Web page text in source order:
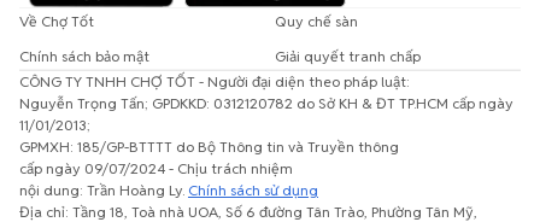
Về Chợ Tốt
Quy chế sàn
Chính sách bảo mật
Giải quyết tranh chấp
CÔNG TY TNHH CHỢ TỐT - Người đại diện theo pháp luật:
Nguyễn Trọng Tấn; GPDKKD: 0312120782 do Sở KH & ĐT TP.HCM cấp ngày
11/01/2013;
GPMXH: 185/GP-BTTTT do Bộ Thông tin và Truyền thông
cấp ngày 09/07/2024 - Chịu trách nhiệm
nội dung: Trần Hoàng Ly. Chính sách sử dụng
Địa chỉ: Tầng 18, Toà nhà UOA, Số 6 đường Tân Trào, Phường Tân Mỹ,